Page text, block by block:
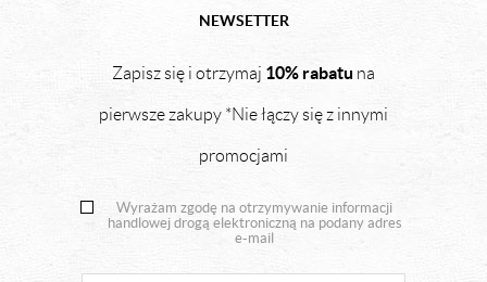
NEWSETTER
Zapisz się i otrzymaj 10% rabatu na
pierwsze zakupy *Nie łączy się z innymi
promocjami
Wyrażam zgodę na otrzymywanie informacji
handlowej drogą elektroniczną na podany adres
e-mail